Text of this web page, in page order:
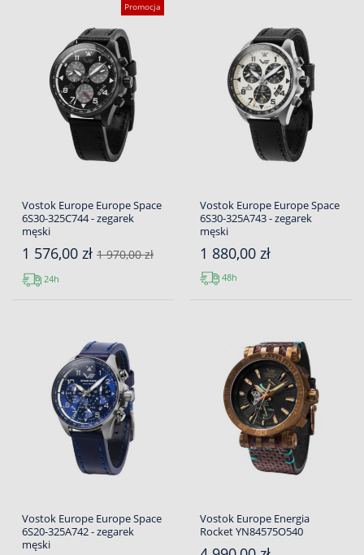
Promocja
Vostok Europe Europe Space
6S30-325C744 - zegarek
męski
1 576,00 zł 1 970,00 zł
24h
Vostok Europe Europe Space
6S30-325A743 - zegarek
męski
1 880,00 zł
48h
Vostok Europe Europe Space
6S20-325A742 - zegarek
męski
Vostok Europe Energia
Rocket YN84575O540